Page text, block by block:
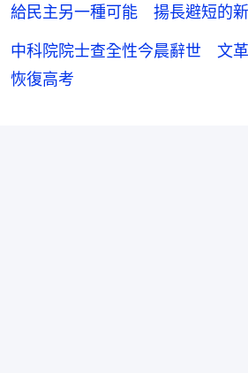
給民主另一種可能 揚長避短的
中科院院士查全性今晨辭世 文
恢復高考